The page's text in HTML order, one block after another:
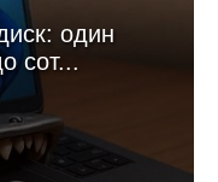
один
сот...